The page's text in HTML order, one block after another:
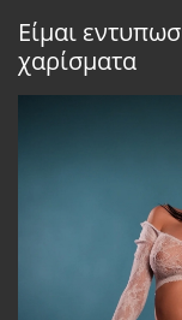
Είμαι
χαρίσματα